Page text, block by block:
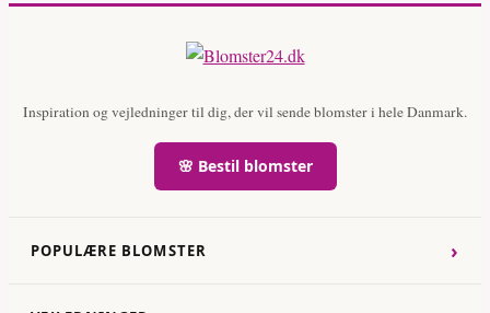
Inspiration og vejledninger til dig, der vil sende blomster i hele Danmark.
🌸 Bestil blomster
POPULÆRE BLOMSTER ›